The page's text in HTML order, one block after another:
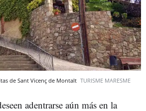
de Sant Vicenç de Montalt TURISME MARESME
adentrarse aún más en la